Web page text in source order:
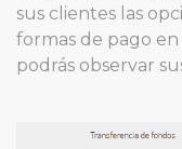
sus clientes las
formas de pago
podrás observar